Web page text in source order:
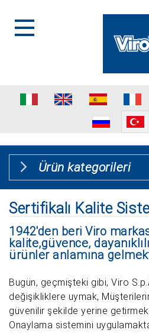
Ürün kategorileri
Sertifikalı Kalite
1942'den beri Viro
kalite,güvence,
ürünler anlamına
Bugün, geçmişteki gibi, Viro
değişikliklere uymak,
güvenilir şekilde yerine
Onaylama sistemini